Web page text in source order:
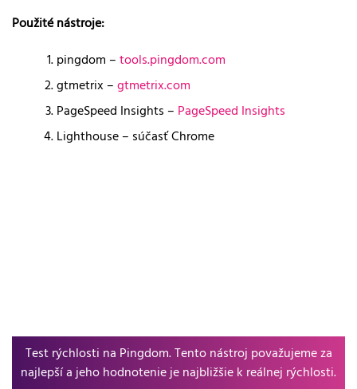
Použité nástroje:
pingdom –tools.pingdom.com
gtmetrix –gtmetrix.com
PageSpeed Insights – PageSpeed Insights
Lighthouse – súčasť Chrome
Test rýchlosti na Pingdom. Tento nástroj považujeme za
najlepší a jeho hodnotenie je najbližšie k reálnej rýchlosti.